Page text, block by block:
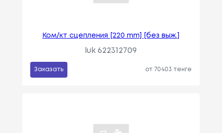
Ком/кт сцепления [220 mm] [без выж.]
luk 622312709
Заказать от 70403 тенге